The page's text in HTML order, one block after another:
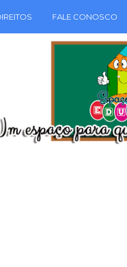
FALE CONOSCO